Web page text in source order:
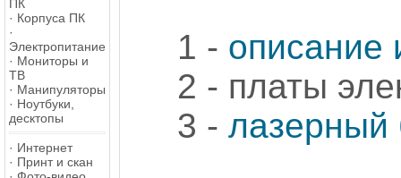
ПК
· Корпуса ПК
·
Электропитание
· Мониторы и
ТВ
· Манипуляторы
· Ноутбуки,
десктопы
· Интернет
· Принт и скан
1 - описание
2 - платы
3 - лазерный